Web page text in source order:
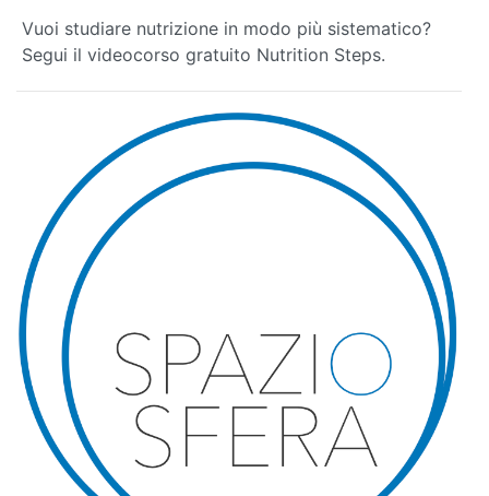
Vuoi studiare nutrizione in modo più sistematico?
Segui il videocorso gratuito Nutrition Steps.